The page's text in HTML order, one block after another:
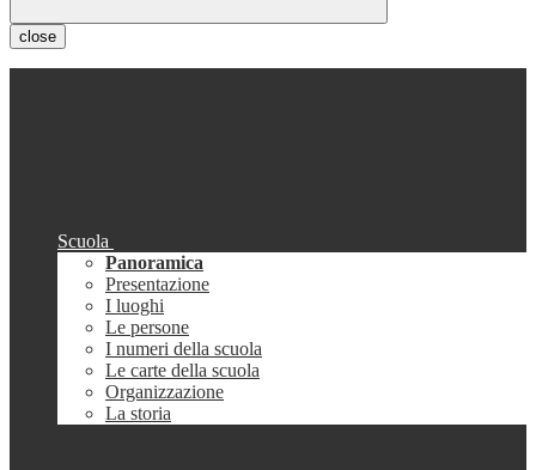
close
Scuola
Panoramica
Presentazione
I luoghi
Le persone
I numeri della scuola
Le carte della scuola
Organizzazione
La storia